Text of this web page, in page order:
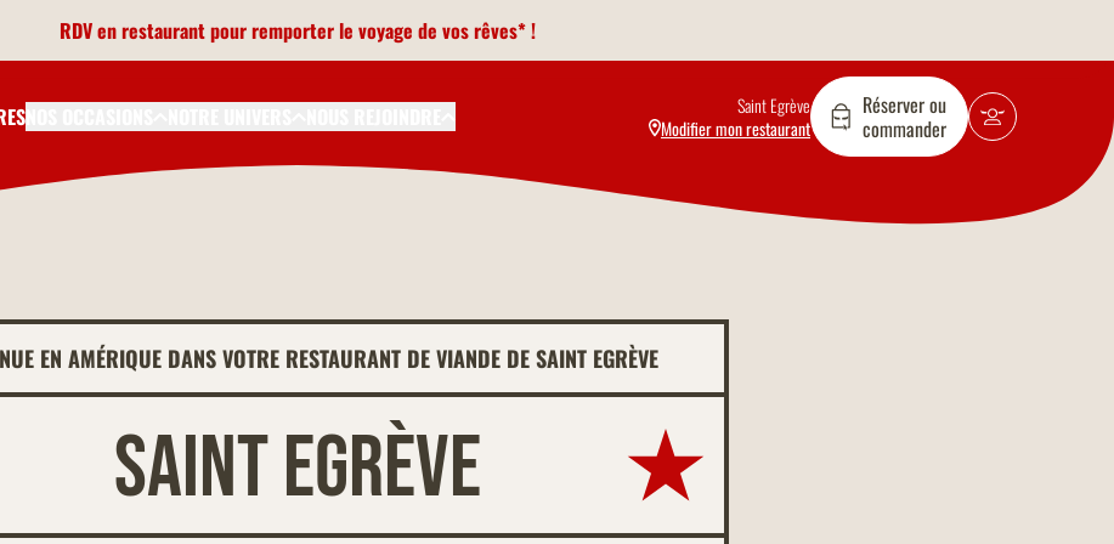
RDV en restaurant pour remporter le voyage de vos rêves* !
Saint Egrève
Modifier mon restaurant
Réserver ou
commander
EN AMÉRIQUE DANS VOTRE RESTAURANT DE VIANDE DE SAINT EGRÈVE
Saint Egrève